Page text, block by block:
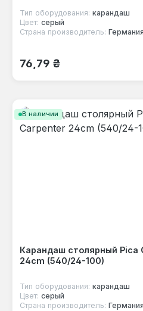
Тип оборудования: карандаш
Цвет: серый
Страна производитель: Германия
Обычная цена:
76,79 ₴
В наличии
Карандаш столярный Pica
24cm (540/24-100)
Тип оборудования: карандаш
Цвет: серый
Страна производитель: Германия